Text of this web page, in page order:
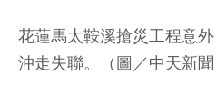
花蓮馬太鞍溪搶災工程意
沖走失聯。（圖／中天新聞